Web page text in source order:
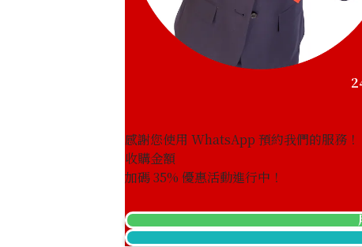
Alexandrite necklace 1.53 ct
感謝您使用 WhatsApp 預約我們的服務！
收購金額
加碼35% 優惠活動進行中！